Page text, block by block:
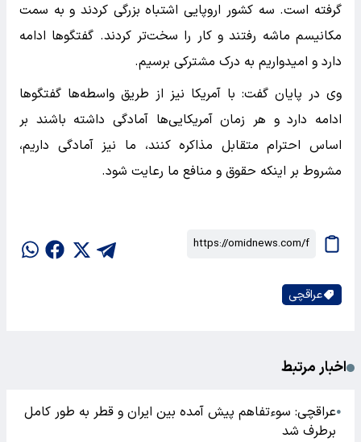
گرفته است. سه کشور اروپایی اشتباه بزرگی کردند و به سمت
مکانیسم ماشه رفتند و کار را سخت‌تر کردند. گفتگوها ادامه
دارد و امیدواریم به درک مشترکی برسیم.
وی در پایان گفت: با آمریکا نیز از طریق واسطه‌ها گفتگوها
ادامه دارد و هر زمان آمریکایی‌ها آمادگی داشته باشند بر
اساس احترام متقابل مذاکره کنند، ما نیز آمادگی داریم،
مشروط بر اینکه حقوق و منافع ما رعایت شود.
عراقچی
اخبار مرتبط
●عراقچی: سوءتفاهم پیش آمده بین ایران و قطر به طور کامل
برطرف شد